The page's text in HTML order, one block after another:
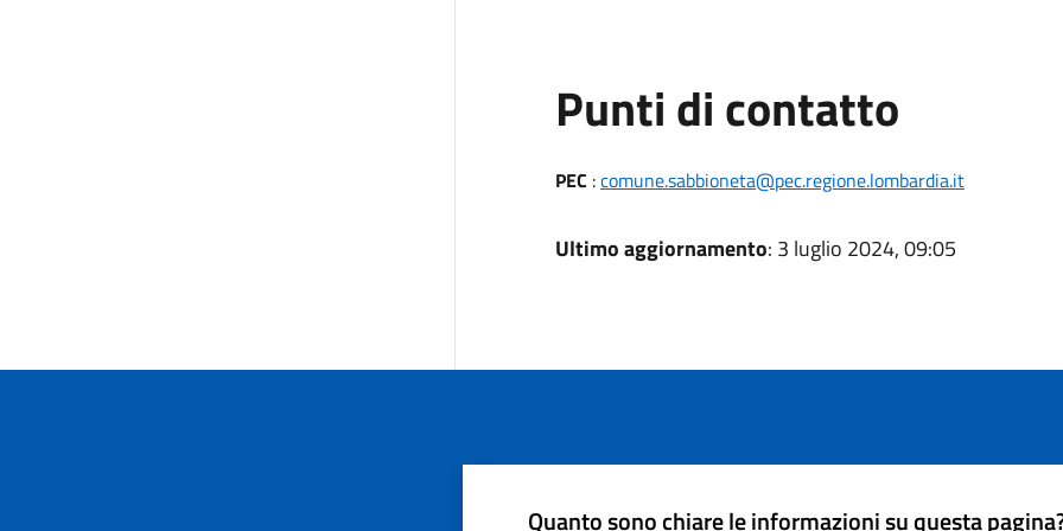
Punti di contatto
PEC :comune.sabbioneta@pec.regione.lombardia.it
Ultimo aggiornamento: 3 luglio 2024, 09:05
Quanto sono chiare le informazioni su questa